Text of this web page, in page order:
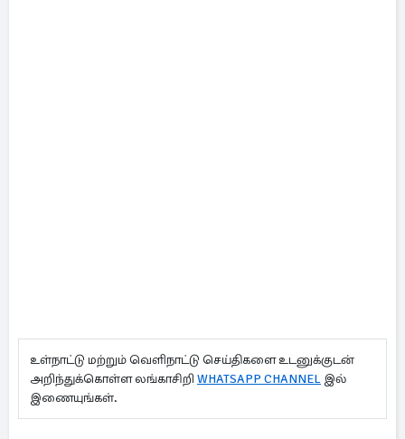
உள்நாட்டு மற்றும் வெளிநாட்டு செய்திகளை உடனுக்குடன்
அறிந்துக்கொள்ள லங்காசிறி WHATSAPP CHANNEL இல்
இணையுங்கள்.